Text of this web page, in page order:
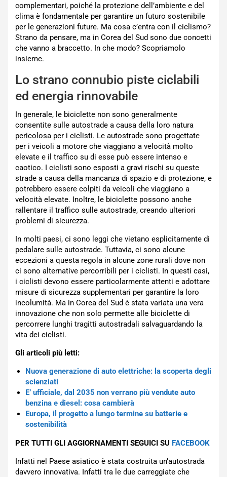
complementari, poiché la protezione dell’ambiente e del
clima è fondamentale per garantire un futuro sostenibile
per le generazioni future. Ma cosa c’entra con il ciclismo?
Strano da pensare, ma in Corea del Sud sono due concetti
che vanno a braccetto. In che modo? Scopriamolo
insieme.
Lo strano connubio piste ciclabili
ed energia rinnovabile
In generale, le biciclette non sono generalmente
consentite sulle autostrade a causa della loro natura
pericolosa per i ciclisti. Le autostrade sono progettate
per i veicoli a motore che viaggiano a velocità molto
elevate e il traffico su di esse può essere intenso e
caotico. I ciclisti sono esposti a gravi rischi su queste
strade a causa della mancanza di spazio e di protezione, e
potrebbero essere colpiti da veicoli che viaggiano a
velocità elevate. Inoltre, le biciclette possono anche
rallentare il traffico sulle autostrade, creando ulteriori
problemi di sicurezza.
In molti paesi, ci sono leggi che vietano esplicitamente di
pedalare sulle autostrade. Tuttavia, ci sono alcune
eccezioni a questa regola in alcune zone rurali dove non
ci sono alternative percorribili per i ciclisti. In questi casi,
i ciclisti devono essere particolarmente attenti e adottare
misure di sicurezza supplementari per garantire la loro
incolumità. Ma in Corea del Sud è stata variata una vera
innovazione che non solo permette alle biciclette di
percorrere lunghi tragitti autostradali salvaguardando la
vita dei ciclisti.
Gli articoli più letti:
Nuova generazione di auto elettriche: la scoperta degli
scienziati
E’ ufficiale, dal 2035 non verrano più vendute auto
benzina e diesel: cosa cambierà
Europa, il progetto a lungo termine su batterie e
sostenibilità
PER TUTTI GLI AGGIORNAMENTI SEGUICI SU FACEBOOK
Infatti nel Paese asiatico è stata costruita un’autostrada
davvero innovativa. Infatti tra le due carreggiate che